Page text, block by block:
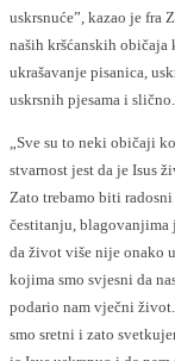
uskrsnuće”, kazao je fra
naših kršćanskih
ukrašavanje pisanica,
uskrsnih pjesama i slično.
„Sve su to neki običaji
stvarnost jest da je Isus
Zato trebamo biti radosni
čestitanju, blagovanjima
da život više nije onako
kojima smo svjesni da
podario nam vječni
smo sretni i zato